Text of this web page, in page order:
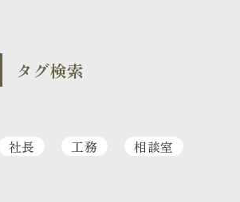
タグ検索
社長 工務 相談室